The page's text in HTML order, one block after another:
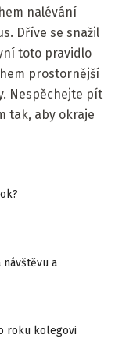
nalévání
Dříve se snažil
toto pravidlo
prostornější
Nespěchejte pít
tak, aby okraje
návštěvu a
roku kolegovi